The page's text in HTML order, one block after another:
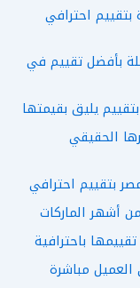
احترافي
بأفضل تقييم في
يليق بقيمتها
الحقيقي
بتقييم احترافي
أشهر الماركات
باحترافية
مباشرة